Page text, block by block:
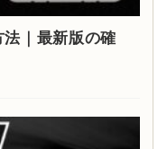
｜最新版の確